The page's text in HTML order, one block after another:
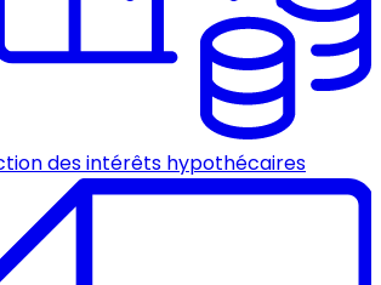
des intérêts hypothécaires